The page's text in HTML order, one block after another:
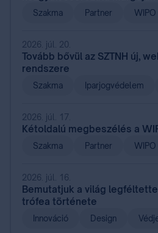
Szakma Partner WIPO
2026. júl. 20.
Tovább bővül az SZTNH új,
rendszere
Szakma Iparjogvédelem
2026. júl. 17.
Kétoldalú megbeszélés a
Szakma Partner WIPO
2026. júl. 16.
Bemutatjuk a világ
trófea története
Innováció Design